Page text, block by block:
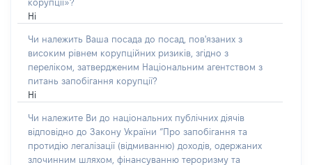
корупції»?
Ні
Чи належить Ваша посада до посад, пов'язаних з
високим рівнем корупційних ризиків, згідно з
переліком, затвердженим Національним агентством з
питань запобігання корупції?
Ні
Чи належите Ви до національних публічних діячів
відповідно до Закону України “Про запобігання та
протидію легалізації (відмиванню) доходів, одержаних
злочинним шляхом, фінансуванню тероризму та